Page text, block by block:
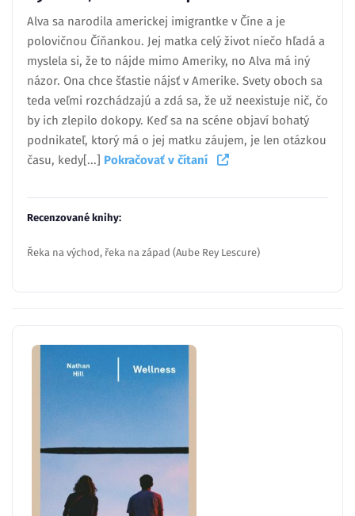
Alva sa narodila americkej imigrantke v Číne a je
polovičnou Číňankou. Jej matka celý život niečo hľadá a
myslela si, že to nájde mimo Ameriky, no Alva má iný
názor. Ona chce šťastie nájsť v Amerike. Svety oboch sa
teda veľmi rozchádzajú a zdá sa, že už neexistuje nič, čo
by ich zlepilo dokopy. Keď sa na scéne objaví bohatý
podnikateľ, ktorý má o jej matku záujem, je len otázkou
času, kedy[...] Pokračovať v čítaní
Recenzované knihy:
Řeka na východ, řeka na západ (Aube Rey Lescure)